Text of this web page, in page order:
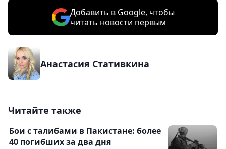
Добавить в Google, чтобы
читать новости первым
Анастасия Стативкина
Читайте также
Бои с талибами в Пакистане: более
40 погибших за два дня